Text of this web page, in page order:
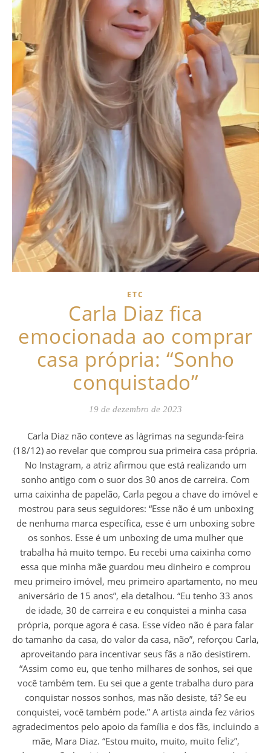
ETC
Carla Diaz fica
emocionada ao comprar
casa própria: “Sonho
conquistado”
19 de dezembro de 2023
Carla Diaz não conteve as lágrimas na segunda-feira
(18/12) ao revelar que comprou sua primeira casa própria.
No Instagram, a atriz afirmou que está realizando um
sonho antigo com o suor dos 30 anos de carreira. Com
uma caixinha de papelão, Carla pegou a chave do imóvel e
mostrou para seus seguidores: “Esse não é um unboxing
de nenhuma marca específica, esse é um unboxing sobre
os sonhos. Esse é um unboxing de uma mulher que
trabalha há muito tempo. Eu recebi uma caixinha como
essa que minha mãe guardou meu dinheiro e comprou
meu primeiro imóvel, meu primeiro apartamento, no meu
aniversário de 15 anos”, ela detalhou. “Eu tenho 33 anos
de idade, 30 de carreira e eu conquistei a minha casa
própria, porque agora é casa. Esse vídeo não é para falar
do tamanho da casa, do valor da casa, não”, reforçou Carla,
aproveitando para incentivar seus fãs a não desistirem.
“Assim como eu, que tenho milhares de sonhos, sei que
você também tem. Eu sei que a gente trabalha duro para
conquistar nossos sonhos, mas não desiste, tá? Se eu
conquistei, você também pode.” A artista ainda fez vários
agradecimentos pelo apoio da família e dos fãs, incluindo a
mãe, Mara Diaz. “Estou muito, muito, muito feliz”,